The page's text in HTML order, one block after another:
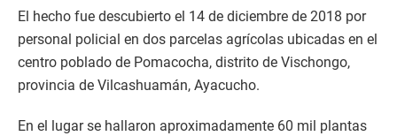
El hecho fue descubierto el 14 de diciembre de 2018 por
personal policial en dos parcelas agrícolas ubicadas en el
centro poblado de Pomacocha, distrito de Vischongo,
provincia de Vilcashuamán, Ayacucho.
En el lugar se hallaron aproximadamente 60 mil plantas